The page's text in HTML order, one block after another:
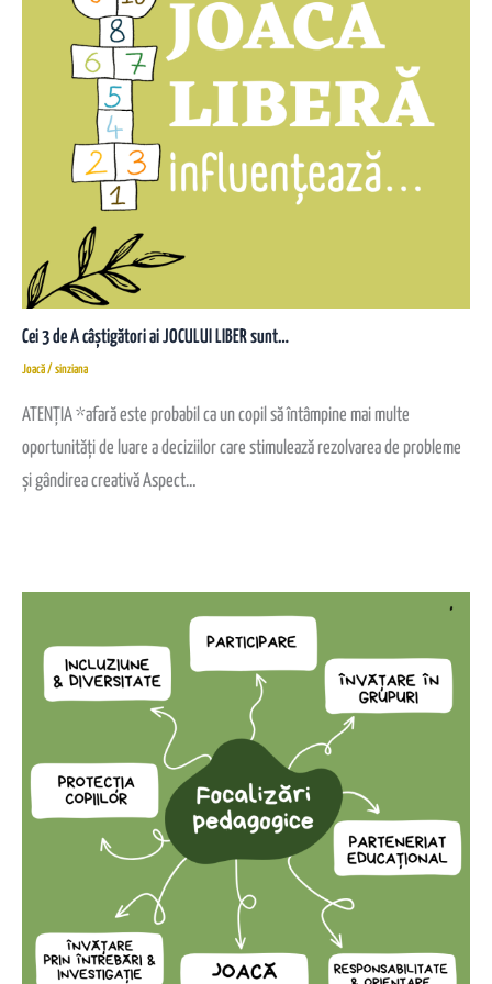
Cei 3 de A câștigători ai JOCULUI LIBER sunt…
Joacă/ sinziana
ATENȚIA *afară este probabil ca un copil să întâmpine mai multe
oportunități de luare a deciziilor care stimulează rezolvarea de probleme
și gândirea creativă Aspect…